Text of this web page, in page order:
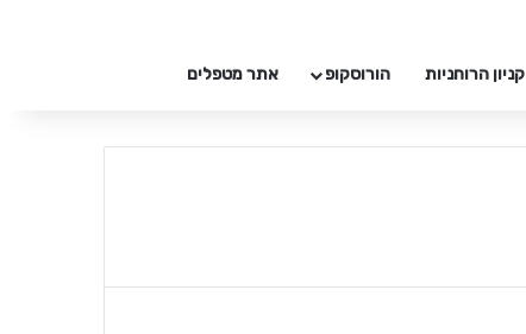
קניון הרוחניות הורוסקופ אתר מטפלים